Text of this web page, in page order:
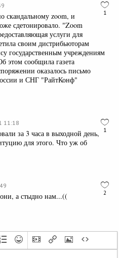
1
скандальному zoom, и
сдетонировало. "Zoom
услуги для
своим дистрибьюторам
государственным учреждениям
этом сообщила газета
оказалось письмо
и СНГ "РайтКонф"
1
11:18
за 3 часа в выходной день,
для этого. Что уж об
2
а стыдно нам...((